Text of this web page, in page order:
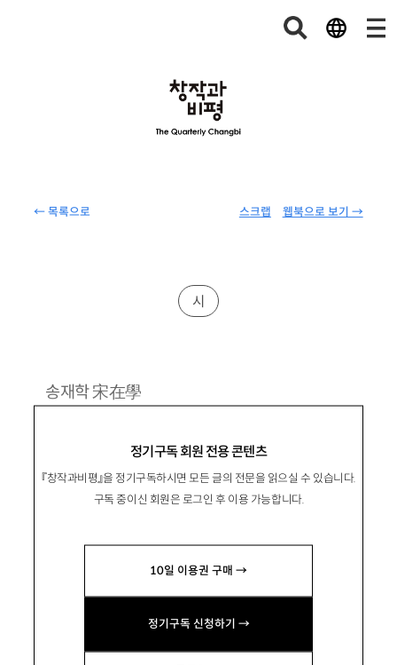
← 목록으로 웹북으로 보기 →
스크랩
정기구독 회원 전용 콘텐츠
『창작과비평』을 정기구독하시면 모든 글의 전문을 읽으실 수 있습니다.
구독 중이신 회원은 로그인 후 이용 가능합니다.
10일 이용권 구매 →
정기구독 신청하기 →
시
송재학宋在學
시집 『얼음시집』 『살레시오네 집』 『푸른빛과
얼굴』 『내간체를 얻다』 『날짜들』 『검은색』 『슬프
다 풀 끗혜 이슬』 『아침이 부탁했다, 결혼식을』 등
이 있음.
re6666@hanmail.net